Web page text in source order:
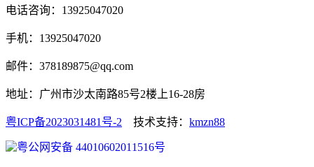
电话咨询：13925047020
手机：13925047020
邮件：378189875@qq.com
地址：广州市沙太南路85号2楼上16-28房
粤ICP备2023031481号-2 技术支持： kmzn88
粤公网安备 44010602011516号